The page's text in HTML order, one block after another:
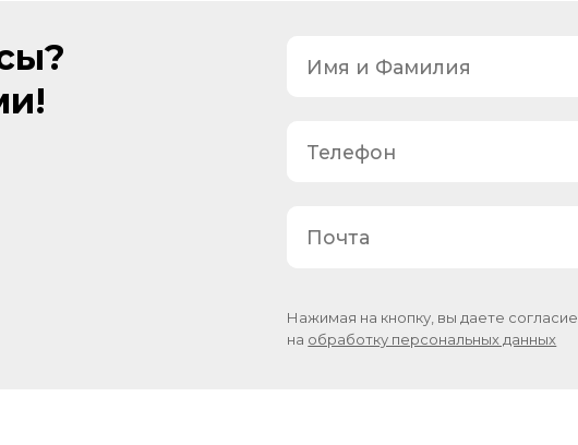
Нажимая на кнопку, вы даете согласие
на обработку персональных данных